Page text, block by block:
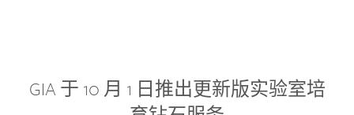
GIA 于 10 月 1 日推出更新版实验室培